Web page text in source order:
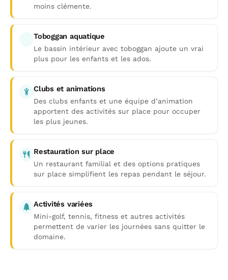
moins clémente.
Toboggan aquatique
Le bassin intérieur avec toboggan ajoute un vrai
plus pour les enfants et les ados.
Clubs et animations
Des clubs enfants et une équipe d’animation
apportent des activités sur place pour occuper
les plus jeunes.
Restauration sur place
Un restaurant familial et des options pratiques
sur place simplifient les repas pendant le séjour.
Activités variées
Mini-golf, tennis, fitness et autres activités
permettent de varier les journées sans quitter le
domaine.